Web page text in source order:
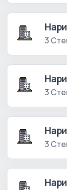
3
3
3